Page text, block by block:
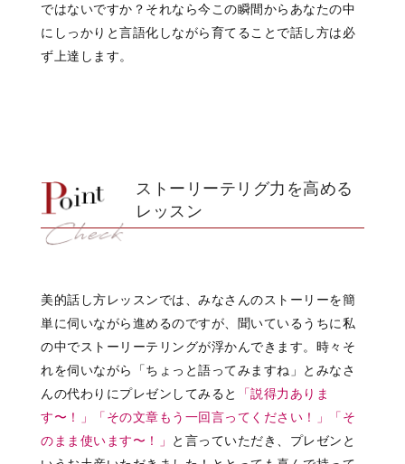
ではないですか？それなら今この瞬間からあなたの中
にしっかりと言語化しながら育てることで話し方は必
ず上達します。
ストーリーテリグ力を高める
レッスン
美的話し方レッスンでは、みなさんのストーリーを簡
単に伺いながら進めるのですが、聞いているうちに私
の中でストーリーテリングが浮かんできます。時々そ
れを伺いながら「ちょっと語ってみますね」とみなさ
んの代わりにプレゼンしてみると
「説得力ありま
す〜！」
「その文章もう一回言ってください！」
「そ
のまま使います〜！」
と言っていただき、プレゼンと